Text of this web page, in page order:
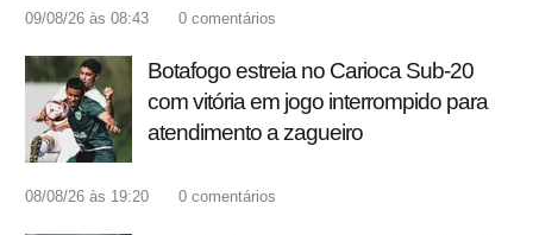
09/08/26 às 08:43 0 comentários
Botafogo estreia no Carioca Sub-20
com vitória em jogo interrompido para
atendimento a zagueiro
08/08/26 às 19:20 0 comentários